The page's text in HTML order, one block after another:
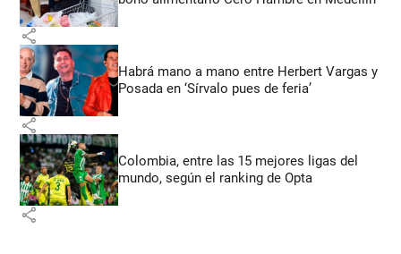
share
Habrá mano a mano entre Herbert Vargas y
Posada en ‘Sírvalo pues de feria’
share
Colombia, entre las 15 mejores ligas del
mundo, según el ranking de Opta
share